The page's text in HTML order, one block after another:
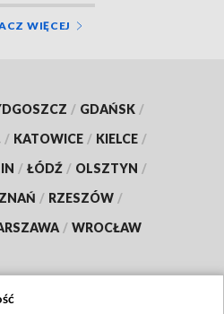
WIĘCEJ
/ GDAŃSK /
/ KATOWICE / KIELCE /
/ ŁÓDŹ / OLSZTYN /
/ RZESZÓW /
/ WROCŁAW